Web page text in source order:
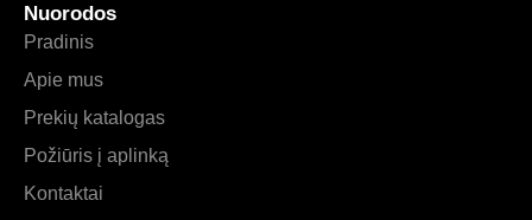
Nuorodos
Pradinis
Apie mus
Prekių katalogas
Požiūris į aplinką
Kontaktai